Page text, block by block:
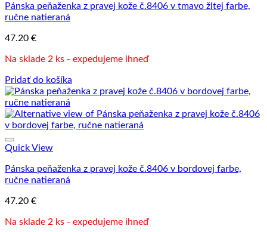
Pánska peňaženka z pravej kože č.8406 v tmavo žltej farbe,
ručne natieraná
47.20 €
Na sklade 2 ks - expedujeme ihneď
Pridať do košíka
Quick View
Pánska peňaženka z pravej kože č.8406 v bordovej farbe,
ručne natieraná
47.20 €
Na sklade 2 ks - expedujeme ihneď